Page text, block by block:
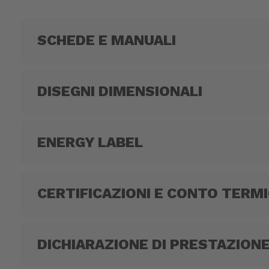
SCHEDE E MANUALI
DISEGNI DIMENSIONALI
ENERGY LABEL
CERTIFICAZIONI E CONTO
DICHIARAZIONE DI PRESTAZIONE